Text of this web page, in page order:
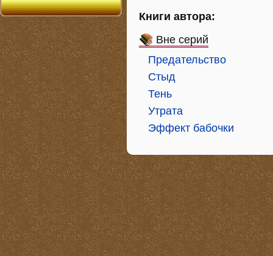
Книги автора:
Вне серий
Предательство
Стыд
Тень
Утрата
Эффект бабочки